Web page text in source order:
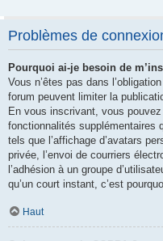
Problèmes de
Pourquoi ai-je besoin de
Vous n’êtes pas dans
forum peuvent limiter la
En vous inscrivant, vous
fonctionnalités supplémentaires
tels que l’affichage d’avatars
privée, l’envoi de courriers
l’adhésion à un groupe
qu’un court instant, c’est
Haut